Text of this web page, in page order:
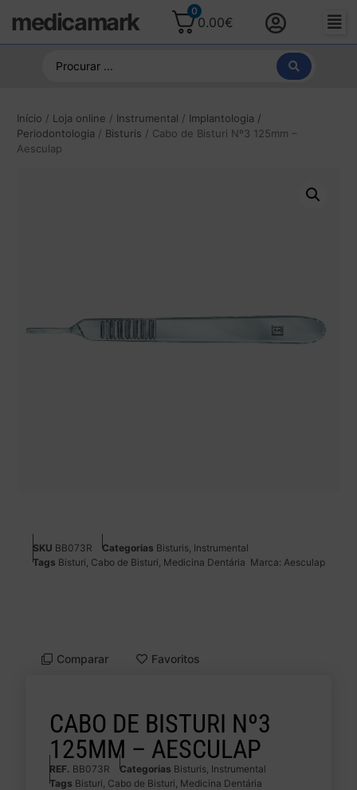
medicamark 0
0.00€
Início / Loja online / Instrumental / Implantologia /
Periodontologia / Bisturis / Cabo de Bisturi Nº3 125mm –
Aesculap
SKU BB073R Categorias Bisturis, Instrumental
Tags Bisturi, Cabo de Bisturi, Medicina Dentária Marca: Aesculap
Comparar Favoritos
CABO DE BISTURI Nº3
125MM – AESCULAP
REF. BB073R Categorias Bisturis, Instrumental
Tags Bisturi, Cabo de Bisturi, Medicina Dentária